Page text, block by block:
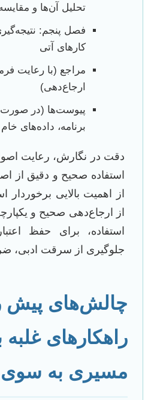
تحلیل آن‌ها و
فصل پنجم:
کارهای آتی
مراجع (با رعایت
ارجاع‌دهی)
پیوست‌ها (در صورت
برنامه، داده‌های
دقت در نگارش، رعایت
استفاده صحیح و دقیق از
از اهمیت بالایی
از ارجاع‌دهی صحیح و
استفاده، برای حفظ
جلوگیری از سرقت ادبی،
چالش‌های پیش
راهکارهای غلبه
مسیری به